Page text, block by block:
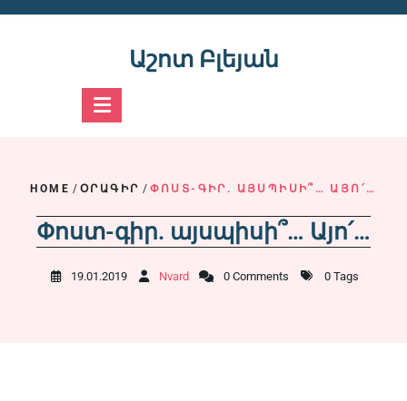
Աշոտ Բլեյան
HOME /ՕՐԱԳԻՐ / ՓՈՍՏ-ԳԻՐ. ԱՅՍՊԻՍԻ՞… ԱՅՈ՛…
Փոստ-գիր. այսպիսի՞… Այո՛…
19.01.2019 Nvard 0 Comments 0 Tags